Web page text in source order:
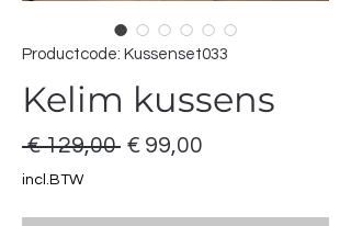
Productcode: Kussenset033
Kelim kussens
€ 129,00 Normale
€ 99,00
incl.BTW